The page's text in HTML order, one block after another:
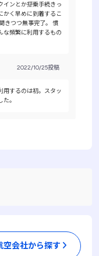
インとか搭乗手続きっ
かく早めに到着するこ
きつつ無事完了。 慣
な頻繁に利用するもの
2022/10/25投稿
用するのは初。スタッ
。
空会社から探す